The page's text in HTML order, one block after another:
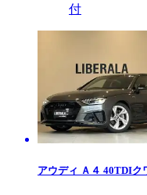
付
アウディ Ａ４ 40TDIク